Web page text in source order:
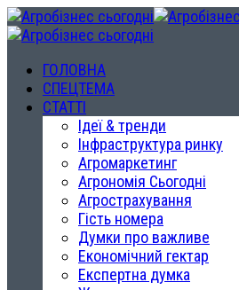
ГОЛОВНА
СПЕЦТЕМА
СТАТТІ
Ідеї & тренди
Інфраструктура ринку
Агромаркетинг
Агрономія Сьогодні
Агрострахування
Гість номера
Думки про важливе
Економічний гектар
Експертна думка